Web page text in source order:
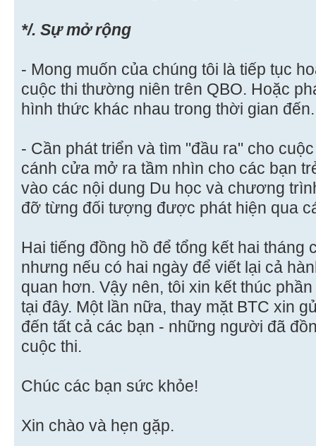
*/. Sự mở rộng
- Mong muốn của chúng tôi là tiếp tục
cuộc thi thường niên trên QBO. Hoặc
hình thức khác nhau trong thời gian đến.
- Cần phát triển và tìm "đầu ra" cho
cánh cửa mở ra tầm nhìn cho các bạn
vào các nội dung Du học và chương
đỡ từng đối tượng được phát hiện qua
Hai tiếng đồng hồ để tổng kết hai tháng
nhưng nếu có hai ngày để viết lại cả
quan hơn. Vậy nên, tôi xin kết thúc
tại đây. Một lần nữa, thay mặt BTC xin
đến tất cả các bạn - những người đã
cuộc thi.
Chúc các bạn sức khỏe!
Xin chào và hẹn gặp.